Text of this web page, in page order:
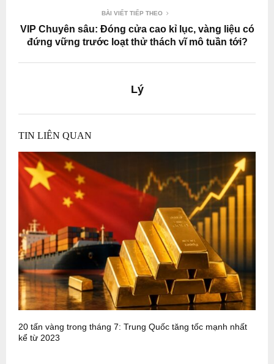
BÀI VIẾT TIẾP THEO
VIP Chuyên sâu: Đóng cửa cao kỉ lục, vàng liệu có
đứng vững trước loạt thử thách vĩ mô tuần tới?
Lý
TIN LIÊN QUAN
20 tấn vàng trong tháng 7: Trung Quốc tăng tốc mạnh nhất
kể từ 2023